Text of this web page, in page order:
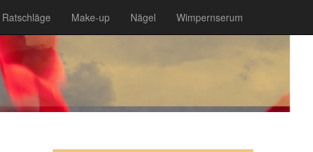
Make-up Nägel Wimpernserum